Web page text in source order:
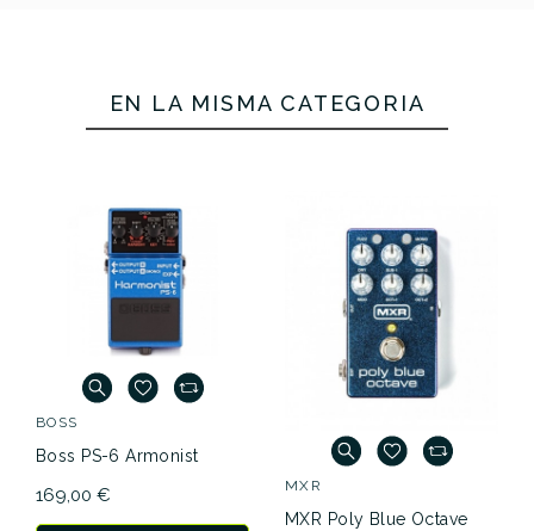
EN LA MISMA CATEGORÍA
BOSS
Boss PS-6 Armonist
169,00 € MXR
MXR Poly Blue Octave